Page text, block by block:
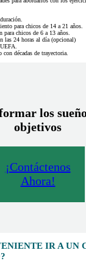
para chicos de 14 a 21 años.
chicos de 6 a 13 años.
las 24 horas al día (opcional)
décadas de trayectoria.
los
objetivos
¡Contáctenos
Ahora!
IR A UN